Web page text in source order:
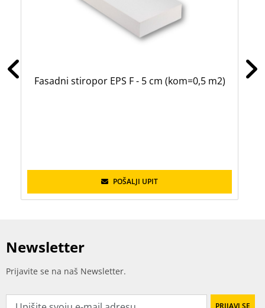
Fasadni stiropor EPS F - 5 cm (kom=0,5 m2)
POŠALJI UPIT
Newsletter
Prijavite se na naš Newsletter.